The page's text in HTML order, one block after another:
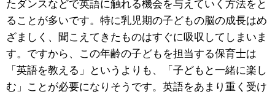
たダンスなどで英語に触れる機会を与えていく方法をと
ることが多いです。特に乳児期の子どもの脳の成長はめ
ざましく、聞こえてきたものはすぐに吸収してしまいま
す。ですから、この年齢の子どもを担当する保育士は
「英語を教える」というよりも、「子どもと一緒に楽し
む」ことが必要になりそうです。英語をあまり重く受け